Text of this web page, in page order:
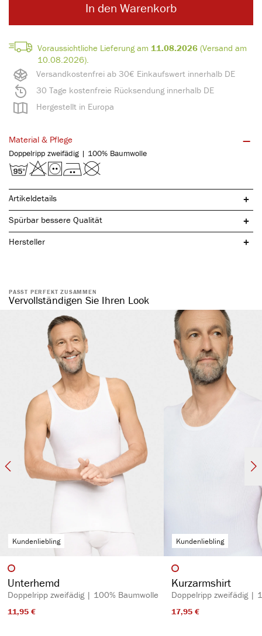
Versandkostenfrei ab 30€ Einkaufswert innerhalb DE
30 Tage kostenfreie Rücksendung innerhalb DE
Hergestellt in Europa
Voraussichtliche Lieferung am 11.08.2026(Versand am
10.08.2026).
In den Warenkorb
Material & Pflege
Doppelripp zweifädig | 100% Baumwolle
Artikeldetails
reine, natürliche Baumwolle
mit praktischem Eingriff
komfortabler Weichbund
ohne störende Seitennähte
atmungsaktiv & temperaturausgleichend
kochfest, pflegeleicht & hautsympathisch
spürbar hochwertig
langlebig & strapazierfähig aufgrund des hohen Stoffgewichts (270 g/m²)
Spürbar bessere Qualität
Hersteller
PASST PERFEKT ZUSAMMEN
Vervollständigen Sie Ihren Look
Kundenliebling
Artikelfarbe
Unterhemd
Doppelripp zweifädig | 100% Baumwolle
11,95 €​
Kundenliebling
Artikelfarbe
Kurzarmshirt
Doppelripp zweifädig |
17,95 €​